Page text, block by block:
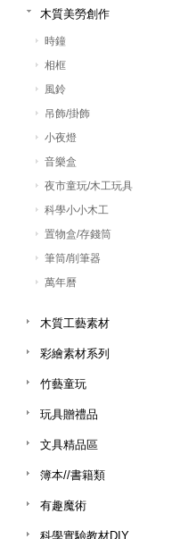
木質美勞創作
時鐘
相框
風鈴
吊飾/掛飾
小夜燈
音樂盒
夜市童玩/木工玩具
科學小小木工
置物盒/存錢筒
筆筒/削筆器
萬年曆
木質工藝素材
彩繪素材系列
竹藝童玩
玩具贈禮品
文具精品區
簿本//書籍類
有趣魔術
科學實驗教材DIY